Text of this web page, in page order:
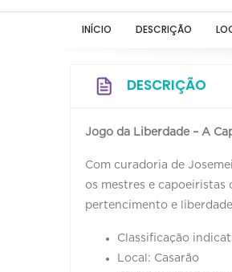
INÍCIO DESCRIÇÃO
DESCRIÇÃO
Jogo da Liberdade – A
Com curadoria de
os mestres e capoeiristas
pertencimento e liberdade
Classificação
Local: Casarão